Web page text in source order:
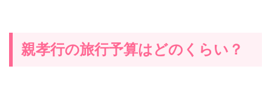
親孝行の旅行予算はどのくらい？